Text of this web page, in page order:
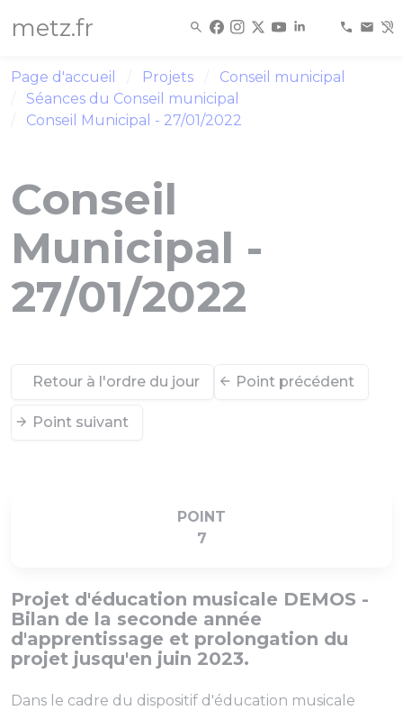
metz.fr
Page d'accueil Projets
Conseil municipal
Séances du Conseil municipal
Conseil Municipal - 27/01/2022
Conseil
Municipal -
27/01/2022
Retour à l'ordre du jour Point précédent
Point suivant
POINT
7
Projet d'éducation musicale DEMOS -
Bilan de la seconde année
d'apprentissage et prolongation du
projet jusqu'en juin 2023.
Dans le cadre du dispositif d'éducation musicale